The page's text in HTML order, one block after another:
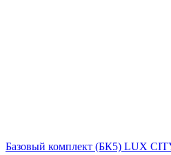
Базовый комплект (БК5) LUX